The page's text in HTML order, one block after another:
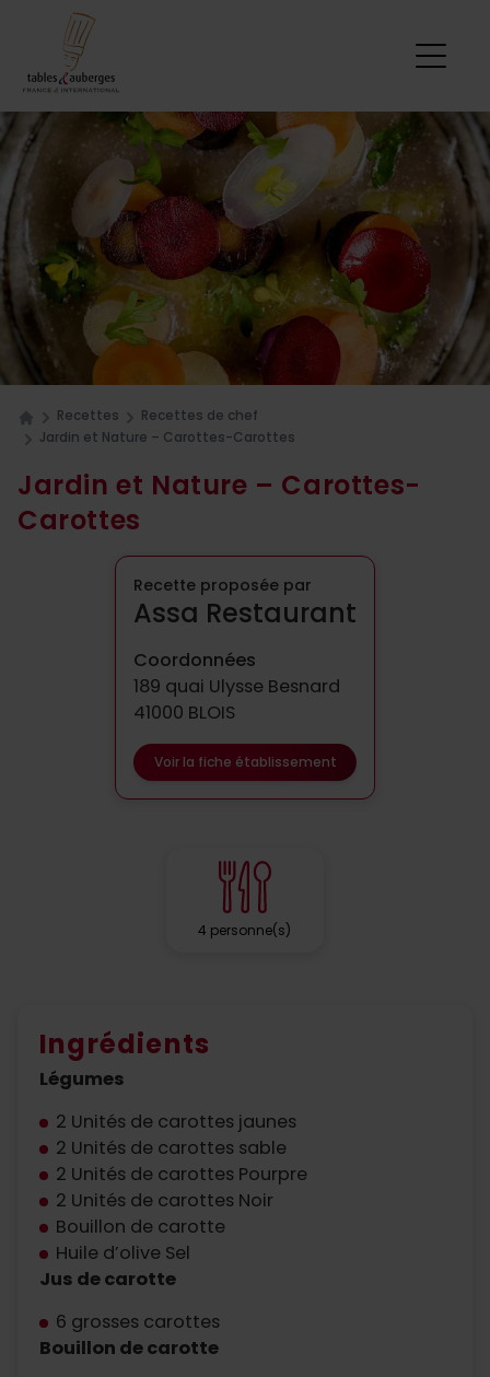
Home
Recettes
Recettes de chef
Jardin et Nature – Carottes-Carottes
Jardin et Nature – Carottes-
Carottes
Recette proposée par
Assa Restaurant
Coordonnées
189 quai Ulysse Besnard
41000 BLOIS
Voir la fiche établissement
4 personne(s)
Ingrédients
Légumes
2 Unités de carottes jaunes
2 Unités de carottes sable
2 Unités de carottes Pourpre
2 Unités de carottes Noir
Bouillon de carotte
Huile d’olive Sel
Jus de carotte
6 grosses carottes
Bouillon de carotte